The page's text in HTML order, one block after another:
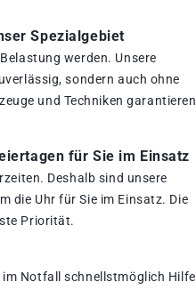
Spezialgebiet
werden. Unsere
sondern auch ohne
und Techniken garantieren
für Sie im Einsatz
Deshalb sind unsere
die Uhr für Sie im Einsatz. Die
Priorität.
Notfall schnellstmöglich Hilfe